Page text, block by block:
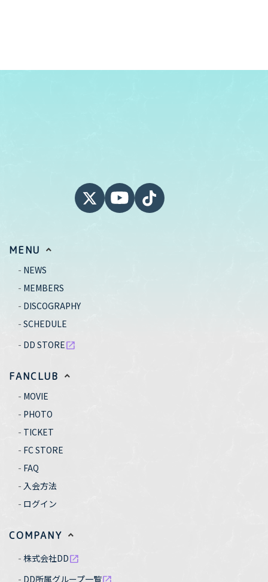
MENU
NEWS
MEMBERS
DISCOGRAPHY
SCHEDULE
DD STOREopen_in_new
FANCLUB
MOVIE
PHOTO
TICKET
FC STORE
FAQ
入会方法
ログイン
COMPANY
株式会社DDopen_in_new
DD所属グループ一覧